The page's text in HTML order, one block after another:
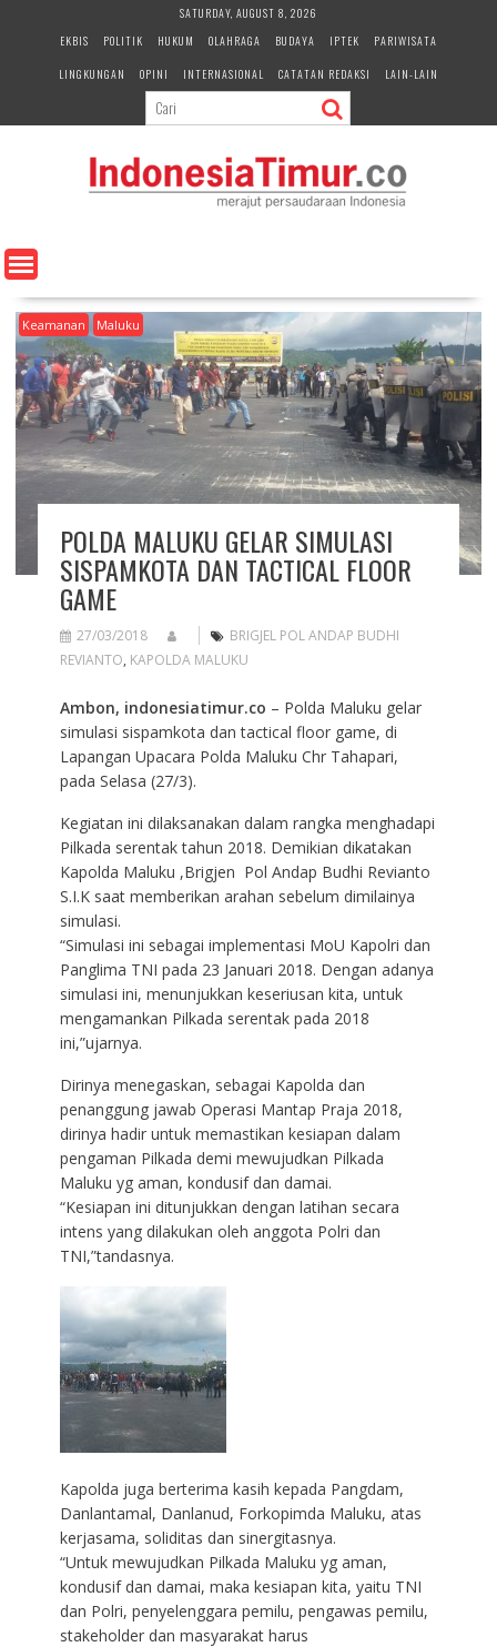
e
n
SATURDAY, AUGUST 8, 2026
EKBIS
POLITIK HUKUM OLAHRAGA BUDAYA IPTEK
PARIWISATA
LINGKUNGAN
OPINI INTERNASIONAL CATATAN REDAKSI LAIN-LAIN
Keamanan Maluku
POLDA MALUKU GELAR SIMULASI
SISPAMKOTA DAN TACTICAL FLOOR
GAME
27/03/2018
BRIGJEL POL ANDAP BUDHI
REVIANTO, KAPOLDA MALUKU
Ambon, indonesiatimur.co – Polda Maluku gelar
simulasi sispamkota dan tactical floor game, di
Lapangan Upacara Polda Maluku Chr Tahapari,
pada Selasa (27/3).
Kegiatan ini dilaksanakan dalam rangka menghadapi
Pilkada serentak tahun 2018. Demikian dikatakan
Kapolda Maluku ,Brigjen Pol Andap Budhi Revianto
S.I.K saat memberikan arahan sebelum dimilainya
simulasi.
“Simulasi ini sebagai implementasi MoU Kapolri dan
Panglima TNI pada 23 Januari 2018. Dengan adanya
simulasi ini, menunjukkan keseriusan kita, untuk
mengamankan Pilkada serentak pada 2018
ini,”ujarnya.
Dirinya menegaskan, sebagai Kapolda dan
penanggung jawab Operasi Mantap Praja 2018,
dirinya hadir untuk memastikan kesiapan dalam
pengaman Pilkada demi mewujudkan Pilkada
Maluku yg aman, kondusif dan damai.
“Kesiapan ini ditunjukkan dengan latihan secara
intens yang dilakukan oleh anggota Polri dan
TNI,”tandasnya.
Kapolda juga berterima kasih kepada Pangdam,
Danlantamal, Danlanud, Forkopimda Maluku, atas
kerjasama, soliditas dan sinergitasnya.
“Untuk mewujudkan Pilkada Maluku yg aman,
kondusif dan damai, maka kesiapan kita, yaitu TNI
dan Polri, penyelenggara pemilu, pengawas pemilu,
stakeholder dan masyarakat harus